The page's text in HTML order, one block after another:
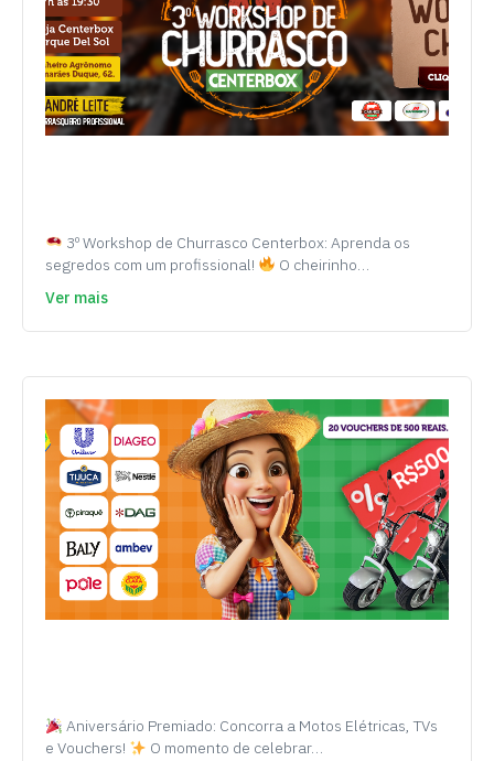
3º Workshop de Churrasco Centerbox: Aprenda os
segredos com um profissional!
O cheirinho…
Ver mais
Aniversário Premiado: Concorra a Motos Elétricas, TVs
e Vouchers!
O momento de celebrar…